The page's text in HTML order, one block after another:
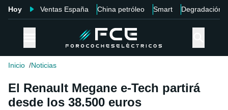
Hoy Ventas España China petróleo Smart Degradación
Inicio Noticias
El Renault Megane e-Tech partirá
desde los 38.500 euros